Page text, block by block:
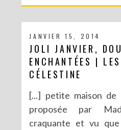
JANVIER 15, 2014
JOLI JANVIER,
ENCHANTÉES |
CÉLESTINE
[...] petite maison de
proposée par
craquante et vu que